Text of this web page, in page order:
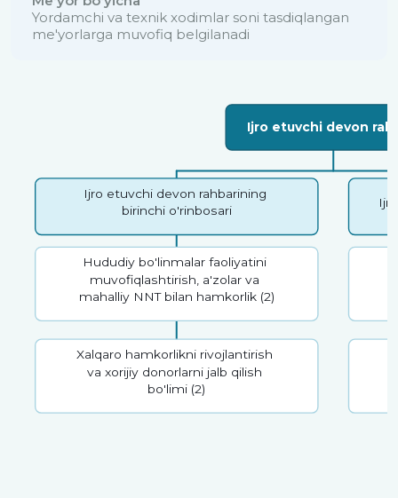
Yordamchi va texnik xodimlar soni tasdiqlangan
me'yorlarga muvofiq belgilanadi
Ijro etuvchi devon
Ijro etuvchi devon rahbarining
birinchi o'rinbosari
Hududiy bo'linmalar faoliyatini
muvofiqlashtirish, a'zolar va
mahalliy NNT bilan hamkorlik (2)
Xalqaro hamkorlikni rivojlantirish
va xorijiy donorlarni jalb qilish
bo'limi (2)